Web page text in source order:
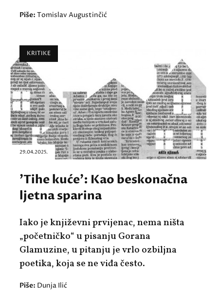
Piše: Tomislav Augustinčić
KRITIKE
29.04.2025.
'Tihe kuće': Kao beskonačna
ljetna sparina
Iako je književni prvijenac, nema ništa
„početničko“ u pisanju Gorana
Glamuzine, u pitanju je vrlo ozbiljna
poetika, koja se ne viđa često.
Piše: Dunja Ilić